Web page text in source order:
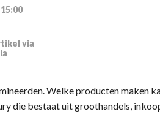
via
Welke producten maken
die bestaat uit groothandels,